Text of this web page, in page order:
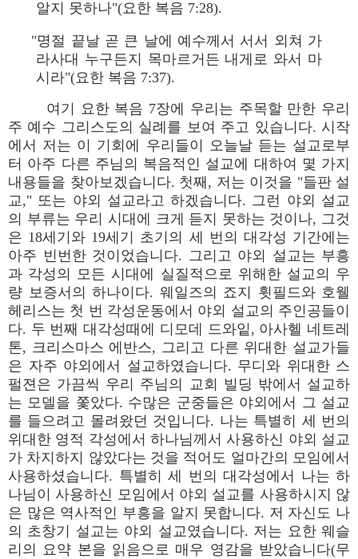
알지 못하나"(요한 복음 7:28).
"명절 끝날 곧 큰 날에 예수께서 서서 외쳐 가
라사대 누구든지 목마르거든 내게로 와서 마
시라"(요한 복음 7:37).
여기 요한 복음 7장에 우리는 주목할 만한 우리
주 예수 그리스도의 실례를 보여 주고 있습니다. 시작
에서 저는 이 기회에 우리들이 오늘날 듣는 설교로부
터 아주 다른 주님의 복음적인 설교에 대하여 몇 가지
내용들을 찾아보겠습니다. 첫째, 저는 이것을 "들판 설
교," 또는 야외 설교라고 하겠습니다. 그런 야외 설교
의 부류는 우리 시대에 크게 듣지 못하는 것이나, 그것
은 18세기와 19세기 초기의 세 번의 대각성 기간에는
아주 빈번한 것이었습니다. 그리고 야외 설교는 부흥
과 각성의 모든 시대에 실질적으로 위해한 설교의 우
량 보증서의 하나이다. 웨일즈의 죠지 휫필드와 호웰
헤리스는 첫 번 각성운동에서 야외 설교의 주인공들이
다. 두 번째 대각성때에 디모데 드와잍, 아사헬 네트레
톤, 크리스마스 에반스, 그리고 다른 위대한 설교가들
은 자주 야외에서 설교하였습니다. 무디와 위대한 스
펄젼은 가끔씩 우리 주님의 교회 빌딩 밖에서 설교하
는 모델을 쫓았다. 수많은 군중들은 야외에서 그 설교
를 들으려고 몰려왔던 것입니다. 나는 특별히 세 번의
위대한 영적 각성에서 하나님께서 사용하신 야외 설교
가 차지하지 않았다는 것을 적어도 얼마간의 모임에서
사용하셨습니다. 특별히 세 번의 대각성에서 나는 하
나님이 사용하신 모임에서 야외 설교를 사용하시지 않
은 많은 역사적인 부흥을 알지 못합니다. 저 자신도 나
의 초창기 설교는 야외 설교였습니다. 저는 요한 웨슬
리의 요약 본을 읽음으로 매우 영감을 받았습니다(무